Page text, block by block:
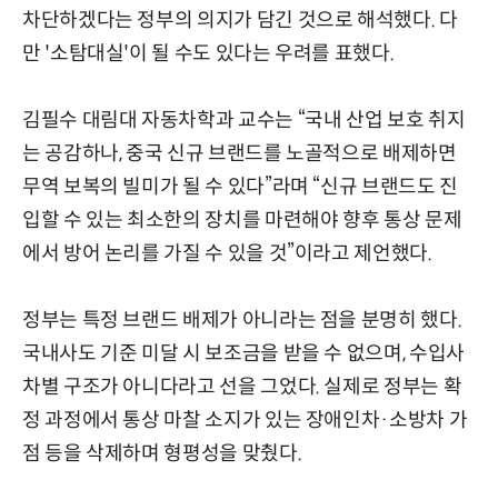
차단하겠다는 정부의 의지가 담긴 것으로 해석했다. 다
만 '소탐대실'이 될 수도 있다는 우려를 표했다.
김필수 대림대 자동차학과 교수는 “국내 산업 보호 취지
는 공감하나, 중국 신규 브랜드를 노골적으로 배제하면
무역 보복의 빌미가 될 수 있다”라며 “신규 브랜드도 진
입할 수 있는 최소한의 장치를 마련해야 향후 통상 문제
에서 방어 논리를 가질 수 있을 것”이라고 제언했다.
정부는 특정 브랜드 배제가 아니라는 점을 분명히 했다.
국내사도 기준 미달 시 보조금을 받을 수 없으며, 수입사
차별 구조가 아니다라고 선을 그었다. 실제로 정부는 확
정 과정에서 통상 마찰 소지가 있는 장애인차·소방차 가
점 등을 삭제하며 형평성을 맞췄다.